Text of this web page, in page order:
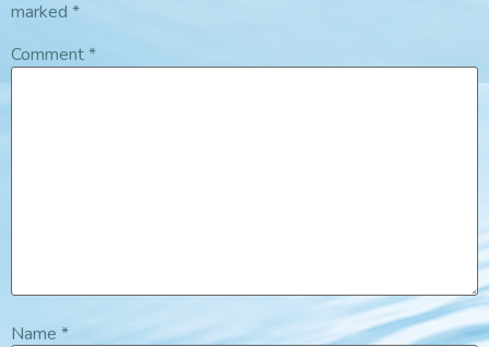
marked *
Comment*
Name *